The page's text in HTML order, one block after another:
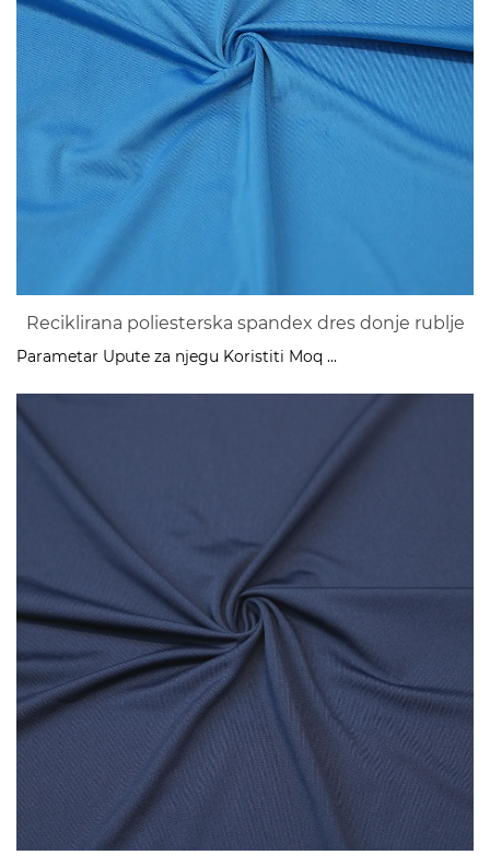
Reciklirana poliesterska spandex dres donje rublje
Parametar Upute za njegu Koristiti Moq ...